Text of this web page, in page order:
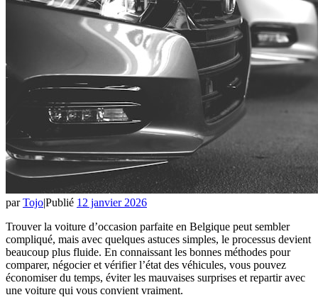
parTojo|Publié 12 janvier 2026
Trouver la voiture d’occasion parfaite en Belgique peut sembler
compliqué, mais avec quelques astuces simples, le processus devient
beaucoup plus fluide. En connaissant les bonnes méthodes pour
comparer, négocier et vérifier l’état des véhicules, vous pouvez
économiser du temps, éviter les mauvaises surprises et repartir avec
une voiture qui vous convient vraiment.